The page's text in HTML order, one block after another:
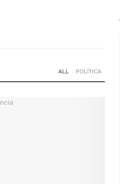
ALL POLÍTICA